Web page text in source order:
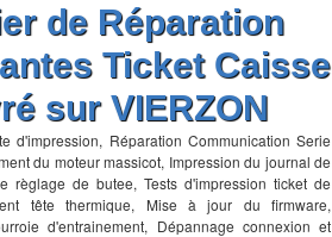
de Réparation
Ticket Caisse
sur VIERZON
d'impression, Réparation Communication Serie
du moteur massicot, Impression du journal de
règlage de butee, Tests d'impression ticket de
tête thermique, Mise à jour du firmware,
d'entrainement, Dépannage connexion et